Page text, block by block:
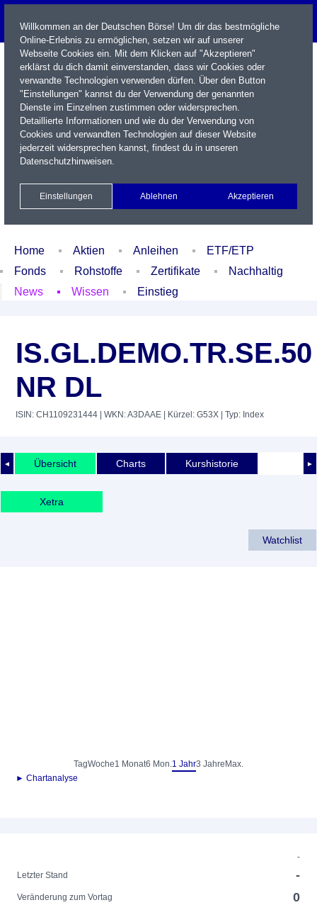
Name / WKN / ISIN / Kürzel
Xetra Realtime
Watchlist Portfolio Login
Home Aktien Anleihen
ETF/ETP
Fonds
Rohstoffe Zertifikate
Nachhaltig
News
Wissen Einstieg
IS.GL.DEMO.TR.SE.50
NR DL
ISIN: CH1109231444 | WKN: A3DAAE | Kürzel: G53X | Typ: Index
◄ ►
Übersicht Charts Kurshistorie
Xetra
Watchlist
TagWoche1 Monat6 Mon.1 Jahr3 Jahre Max.
► Chartanalyse
-
Letzter Stand
-
Veränderung zum Vortag 0
Willkommen an der Deutschen Börse! Um dir das bestmögliche
Online-Erlebnis zu ermöglichen, setzen wir auf unserer
Webseite Cookies ein. Mit dem Klicken auf "Akzeptieren"
erklärst du dich damit einverstanden, dass wir Cookies oder
verwandte Technologien verwenden dürfen. Über den Button
"Einstellungen" kannst du der Verwendung der genannten
Dienste im Einzelnen zustimmen oder widersprechen.
Detaillierte Informationen und wie du der Verwendung von
Cookies und verwandten Technologien auf dieser Website
jederzeit widersprechen kannst, findest du in unseren
Datenschutzhinweisen.
Einstellungen Ablehnen Akzeptieren